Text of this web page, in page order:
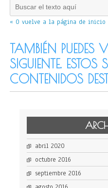
« O vuelve a la página de inicio
TAMBIÉN PUEDES
SIGUIENTE.
CONTENIDOS
abril 2020
octubre 2016
septiembre 2016